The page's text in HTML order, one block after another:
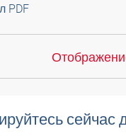
PDF